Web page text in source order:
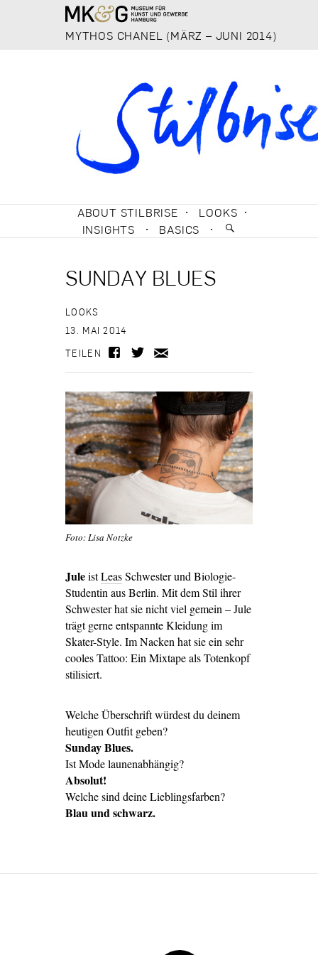
MYTHOS CHANEL (MÄRZ – JUNI 2014)
SKIP TO CONTENTABOUT STILBRISE
LOOKS
INSIGHTS
BASICS
SUNDAY BLUES
LOOKS
13. MAI 2014
TEILEN
Foto: Lisa Notzke
JuleistLeasSchwester und Biologie-
Studentin aus Berlin. Mit dem Stil ihrer
Schwester hat sie nicht viel gemein – Jule
trägt gerne entspannte Kleidung im
Skater-Style. Im Nacken hat sie ein sehr
cooles Tattoo: Ein Mixtape als Totenkopf
stilisiert.
Welche Überschrift würdest du deinem
heutigen Outfit geben?
Sunday Blues.
Ist Mode launenabhängig?
Absolut!
Welche sind deine Lieblingsfarben?
Blau und schwarz.